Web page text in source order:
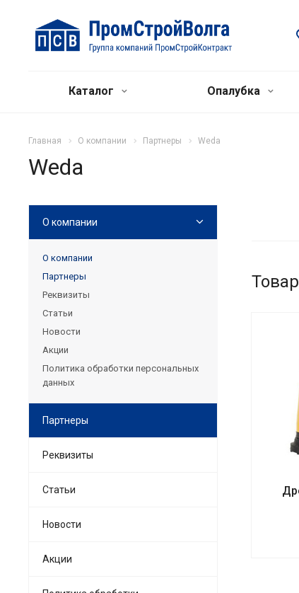
Каталог Опалубка
Главная О компании Партнеры Weda
Weda
О компании
О компании
Партнеры
Реквизиты
Статьи
Новости
Акции
Политика обработки персональных
данных
Партнеры
Реквизиты
Статьи
Новости
Акции